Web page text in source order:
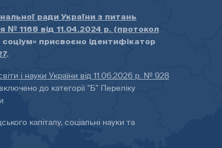
ради України з питань
№ 1168 від 11.04.2024 р. (протокол
присвоєно ідентифікатор
.
і науки України від 11.06.2026 р. № 928
до категорії “Б” Переліку
капіталу, соціальні науки та